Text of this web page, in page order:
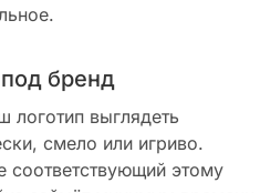
бренд
логотип выглядеть
смело или игриво.
этому